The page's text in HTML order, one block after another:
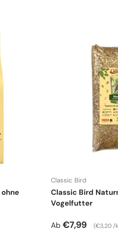
Classic Bird
Classic Bird
Vogelfutter
Normaler Preis
Ab €7,99 €3,20 /